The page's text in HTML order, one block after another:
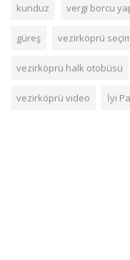
kunduz vergi borcu
güreş vezirköprü
vezirköprü halk otobüsü
vezirköprü video İyi